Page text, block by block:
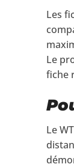
Les
Le
fiche
Le